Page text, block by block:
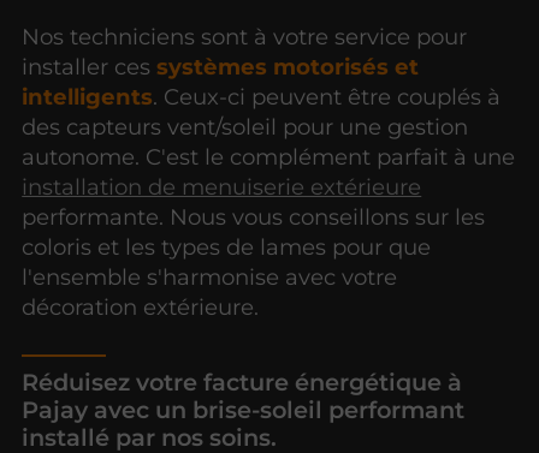
Nos techniciens sont à votre service pour
installer cessystèmes motorisés et
intelligents. Ceux-ci peuvent être couplés à
des capteurs vent/soleil pour une gestion
autonome. C'est le complément parfait à une
installation de menuiserie extérieure
performante. Nous vous conseillons sur les
coloris et les types de lames pour que
l'ensemble s'harmonise avec votre
décoration extérieure.
Réduisez votre facture énergétique à
Pajay avec un brise-soleil performant
installé par nos soins.